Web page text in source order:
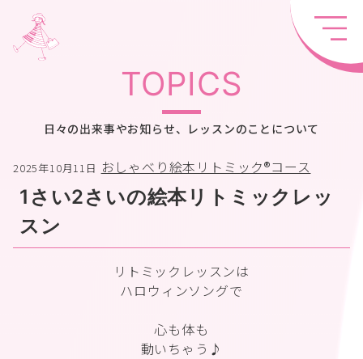
TOPICS
日々の出来事やお知らせ、レッスンのことについて
2025年10月11日 おしゃべり絵本リトミック®︎コース
1さい2さいの絵本リトミックレッ
スン
リトミックレッスンは
ハロウィンソングで
心も体も
動いちゃう♪